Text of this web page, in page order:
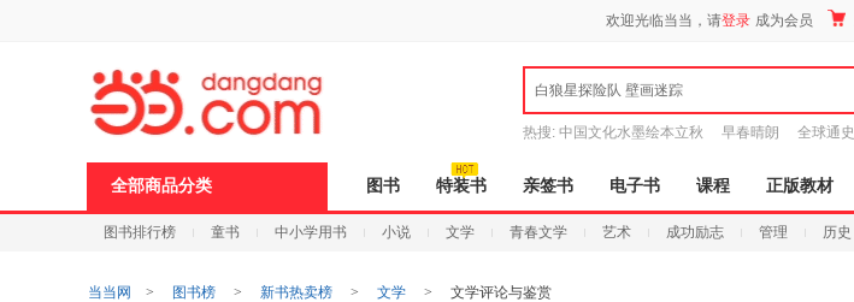
欢迎光临当当，请登录 成为会员
白狼星探险队 壁画迷踪
热搜: 中国文化水墨绘本立秋 早春晴朗 全球通史
全部商品分类 图书 特装书 亲签书 电子书 课程 正版教材
图书排行榜 童书 中小学用书 小说 文学 青春文学 艺术 成功励志 管理 历史
页
当当网 > 图书榜 > 新书热卖榜 > 文学 > 文学评论与鉴赏